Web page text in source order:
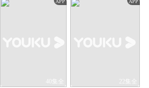
APP
40集全
APP
22集全